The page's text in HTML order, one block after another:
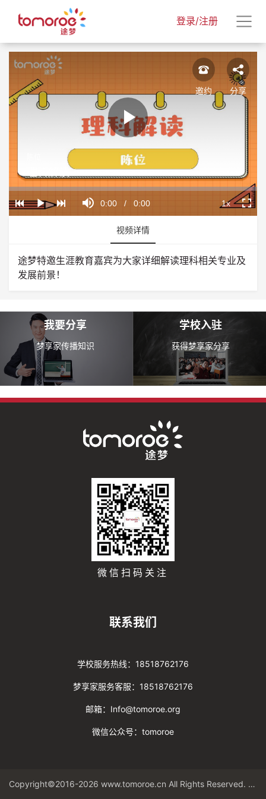
登录/注册
Play
Video
Play
Current
Time
0:00 / Duration
0:00
Loaded:
0%
Progress:
0%
Playback
Rate
1x
邀约 分享
视频详情
途梦特邀生涯教育嘉宾为大家详细解读理科相关专业及
发展前景！
我要分享
梦享家传播知识
学校入驻
获得梦享家分享
微信扫码关注
联系我们
学校服务热线：18518762176
梦享家服务客服：18518762176
邮箱：Info@tomoroe.org
微信公众号：tomoroe
Copyright©2016-2026 www.tomoroe.cn All Rights Reserved. 途梦 版权所有